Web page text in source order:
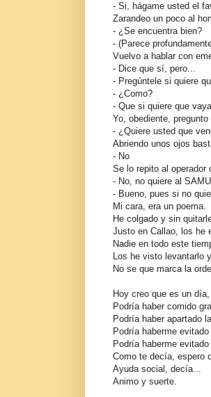
- Si, hágame usted el
Zarandeo un poco al
- ¿Se encuentra bien?
- (Parece
Vuelvo a hablar con
- Dice que sí, pero...
- Pregúntele si quiere
- ¿Como?
- Que si quiere que
Yo, obediente, pregunto
- ¿Quiere usted que
Abriendo unos ojos
- No
Se lo repito al operador
- No, no quiere al
- Bueno, pues si no
Mi cara, era un poema.
He colgado y sin
Justo en Callao, los he
Nadie en todo este
Los he visto levantarlo
No se que marca la
Hoy creo que es un
Podría haber comido
Podría haber apartado
Podría haberme
Podría haberme
Como te decía, espero
Ayuda social, decía...
Animo y suerte.